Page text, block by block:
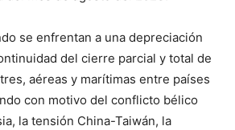
se enfrentan a una depreciación
del cierre parcial y total de
aéreas y marítimas entre países
con motivo del conflicto bélico
la tensión China-Taiwán, la